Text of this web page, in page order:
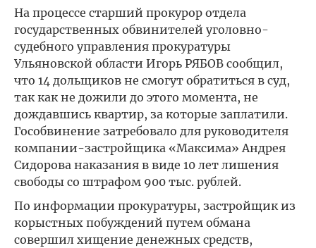
На процессе старший прокурор отдела
государственных обвинителей уголовно-
судебного управления прокуратуры
Ульяновской области Игорь РЯБОВ сообщил,
что 14 дольщиков не смогут обратиться в суд,
так как не дожили до этого момента, не
дождавшись квартир, за которые заплатили.
Гособвинение затребовало для руководителя
компании-застройщика «Максима» Андрея
Сидорова наказания в виде 10 лет лишения
свободы со штрафом 900 тыс. рублей.
По информации прокуратуры, застройщик из
корыстных побуждений путем обмана
совершил хищение денежных средств,